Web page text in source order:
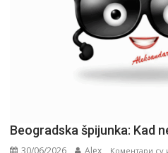
Beogradska špijunka: Kad
Коментари су